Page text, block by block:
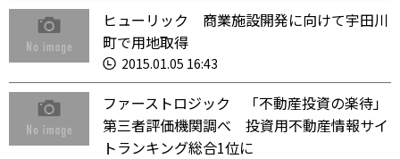
ヒューリック 商業施設開発に向けて宇田川
町で用地取得
2015.01.05 16:43
ファーストロジック 「不動産投資の楽待」
第三者評価機関調べ 投資用不動産情報サイ
トランキング総合1位に